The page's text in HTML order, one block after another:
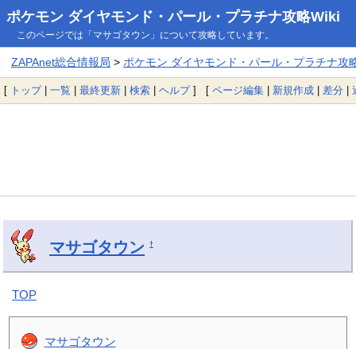
ポケモン ダイヤモンド・パール・プラチナ攻略Wiki
このページでは「マサゴタウン」について攻略しています。
ZAPAnet総合情報局 > ポケモン ダイヤモンド・パール・プラチナ攻
[ トップ| 一覧 | 最終更新 | 検索 | ヘルプ] [ ページ編集 | 新規作成 | 差分 |
マサゴタウン †
TOP
マサゴタウン